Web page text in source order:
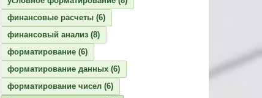
финансовые расчеты (6)
финансовый анализ (8)
форматирование (6)
форматирование данных (6)
форматирование чисел (6)